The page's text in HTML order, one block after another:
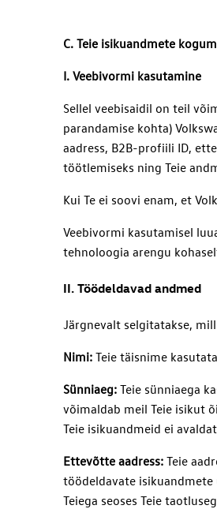
C. Teie isikuandmete
I. Veebivormi kasutamine
Sellel veebisaidil on teil
parandamise kohta)
aadress, B2B-profiili ID,
töötlemiseks ning Teie
Kui Te ei soovi enam, et
Veebivormi kasutamisel
tehnoloogia arengu
II. Töödeldavad andmed
Järgnevalt selgitatakse,
Nimi: Teie täisnime
Sünniaeg: Teie sünniaega
võimaldab meil Teie isikut
Teie isikuandmeid ei
Ettevõtte aadress: Teie
töödeldavate isikuandmete
Teiega seoses Teie